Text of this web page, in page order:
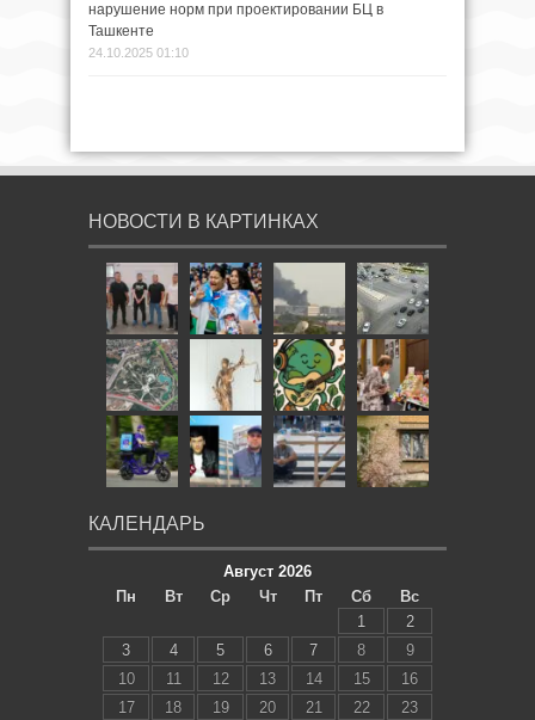
нарушение норм при проектировании БЦ в
Ташкенте
24.10.2025 01:10
НОВОСТИ В КАРТИНКАХ
КАЛЕНДАРЬ
Август 2026
Пн
Вт Ср Чт Пт Сб
Вс
1
2
3
4 5 6 7 8
9
10
11 12 13 14 15
16
17
18 19 20 21 22
23